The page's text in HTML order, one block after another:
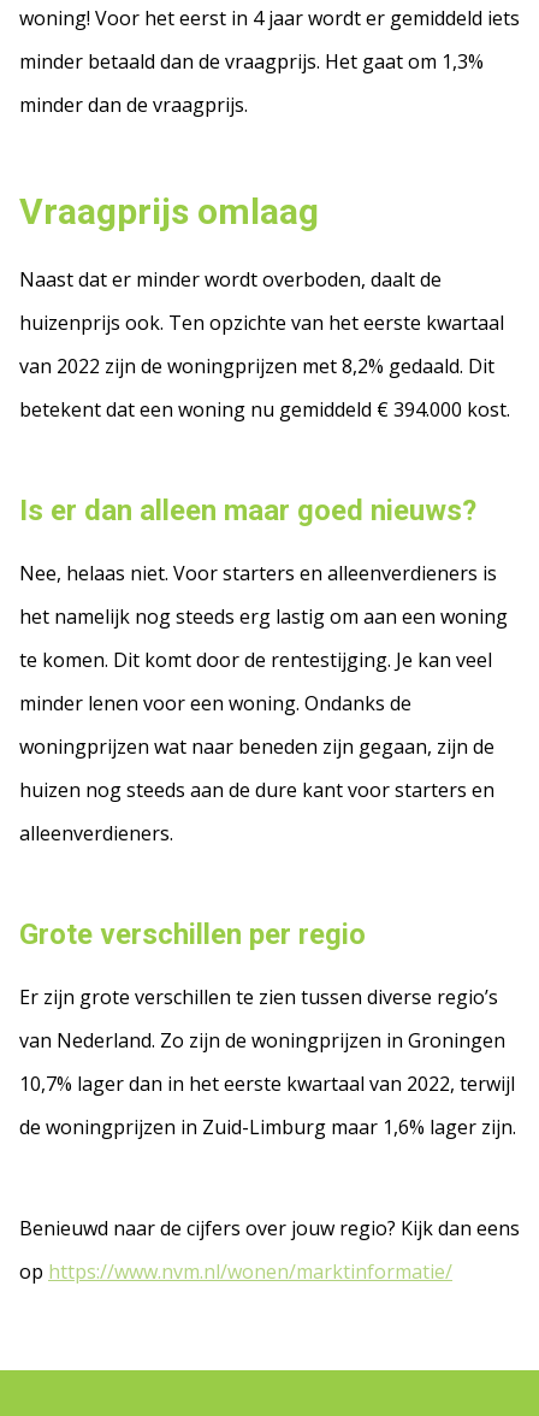
woning! Voor het eerst in 4 jaar wordt er gemiddeld iets
minder betaald dan de vraagprijs. Het gaat om 1,3%
minder dan de vraagprijs.
Vraagprijs omlaag
Naast dat er minder wordt overboden, daalt de
huizenprijs ook. Ten opzichte van het eerste kwartaal
van 2022 zijn de woningprijzen met 8,2% gedaald. Dit
betekent dat een woning nu gemiddeld € 394.000 kost.
Is er dan alleen maar goed nieuws?
Nee, helaas niet. Voor starters en alleenverdieners is
het namelijk nog steeds erg lastig om aan een woning
te komen. Dit komt door de rentestijging. Je kan veel
minder lenen voor een woning. Ondanks de
woningprijzen wat naar beneden zijn gegaan, zijn de
huizen nog steeds aan de dure kant voor starters en
alleenverdieners.
Grote verschillen per regio
Er zijn grote verschillen te zien tussen diverse regio’s
van Nederland. Zo zijn de woningprijzen in Groningen
10,7% lager dan in het eerste kwartaal van 2022, terwijl
de woningprijzen in Zuid-Limburg maar 1,6% lager zijn.
Benieuwd naar de cijfers over jouw regio? Kijk dan eens
op https://www.nvm.nl/wonen/marktinformatie/